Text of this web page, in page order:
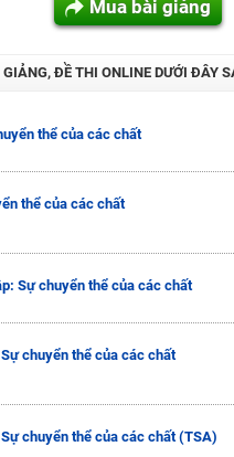
Mua bài giảng
ĐỀ THI ONLINE DƯỚI ĐÂY
thể của các chất
thể của các chất
Sự chuyển thể của các chất
chuyển thể của các chất
chuyển thể của các chất (TSA)